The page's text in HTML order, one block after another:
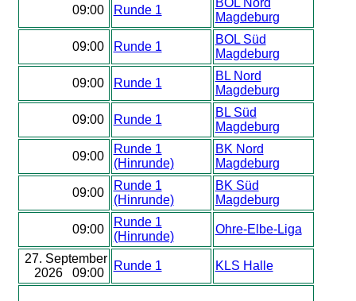
09:00 Runde 1
BOL Nord
Magdeburg
09:00 Runde 1
BOL Süd
Magdeburg
09:00 Runde 1
BL Nord
Magdeburg
09:00 Runde 1
BL Süd
Magdeburg
09:00
Runde 1
(Hinrunde)
BK Nord
Magdeburg
09:00
Runde 1
(Hinrunde)
BK Süd
Magdeburg
09:00
Runde 1
(Hinrunde)
Ohre-Elbe-Liga
27. September
2026 09:00
Runde 1 KLS Halle